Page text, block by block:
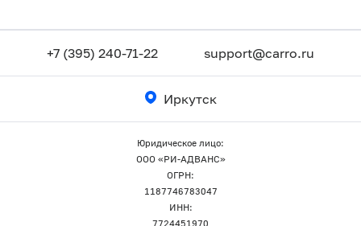
+7 (395) 240-71-22 support@carro.ru
Иркутск
Юридическое лицо:
ООО «РИ-АДВАНС»
ОГРН:
1187746783047
ИНН:
7724451970